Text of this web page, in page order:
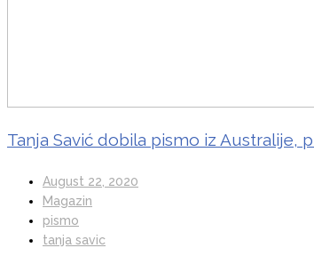
Tanja Savić dobila pismo iz Australije,
August 22, 2020
Magazin
pismo
tanja savic